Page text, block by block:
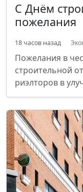
С Днём
пожелания
18 часов назад
Пожелания в
строительной
риэлторов в